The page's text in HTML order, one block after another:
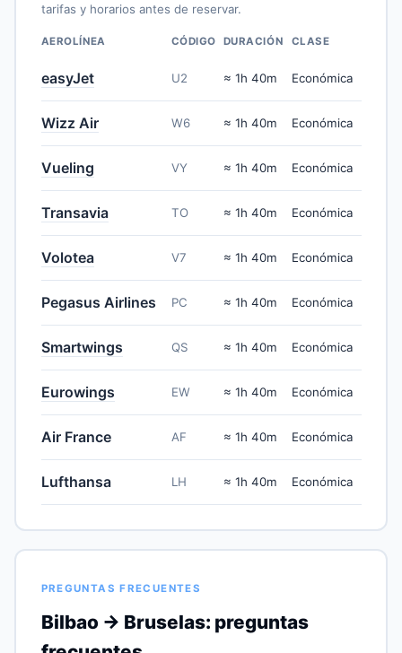
tarifas y horarios antes de reservar.
AEROLÍNEA CÓDIGO DURACIÓN CLASE
easyJet U2 ≈ 1h 40m Económica
Wizz Air W6 ≈ 1h 40m Económica
Vueling VY ≈ 1h 40m Económica
Transavia TO ≈ 1h 40m Económica
Volotea V7 ≈ 1h 40m Económica
Pegasus Airlines PC ≈ 1h 40m Económica
Smartwings QS ≈ 1h 40m Económica
Eurowings EW ≈ 1h 40m Económica
Air France AF ≈ 1h 40m Económica
Lufthansa LH ≈ 1h 40m Económica
PREGUNTAS FRECUENTES
Bilbao → Bruselas: preguntas